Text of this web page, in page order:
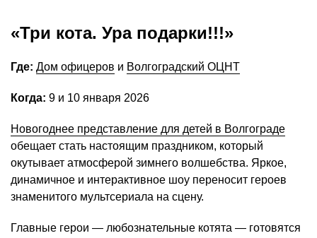
«Три кота. Ура подарки!!!»
Где: Дом офицеров и Волгоградский ОЦНТ
Когда: 9 и 10 января 2026
Новогоднее представление для детей в Волгограде
обещает стать настоящим праздником, который
окутывает атмосферой зимнего волшебства. Яркое,
динамичное и интерактивное шоу переносит героев
знаменитого мультсериала на сцену.
Главные герои — любознательные котята — готовятся